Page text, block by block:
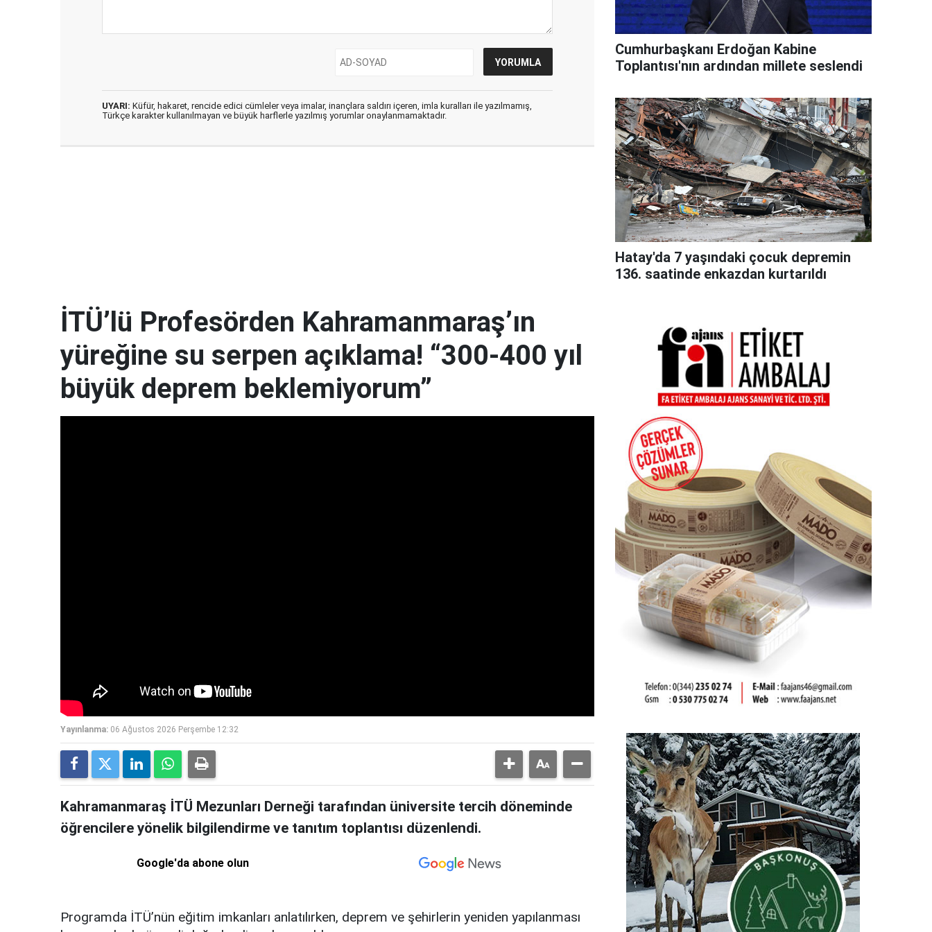
UYARI: Küfür, hakaret, rencide edici cümleler veya imalar, inançlara saldırı içeren, imla kuralları ile yazılmamış,
Türkçe karakter kullanılmayan ve büyük harflerle yazılmış yorumlar onaylanmamaktadır.
Cumhurbaşkanı Erdoğan Kabine
Toplantısı'nın ardından millete seslendi
Hatay'da 7 yaşındaki çocuk depremin
136. saatinde enkazdan kurtarıldı
İTÜ’lü Profesörden Kahramanmaraş’ın
yüreğine su serpen açıklama! “300-400 yıl
büyük deprem beklemiyorum”
Yayınlanma: 06 Ağustos 2026 Perşembe 12:32
Kahramanmaraş İTÜ Mezunları Derneği tarafından üniversite tercih döneminde
öğrencilere yönelik bilgilendirme ve tanıtım toplantısı düzenlendi.
Google'da abone olun
Programda İTÜ’nün eğitim imkanları anlatılırken, deprem ve şehirlerin yeniden yapılanması